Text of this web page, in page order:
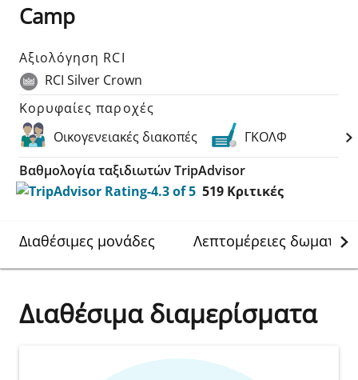
Camp
Αξιολόγηση RCI
RCI Silver Crown
Κορυφαίες παροχές
Οικογενειακές διακοπές
ΓΚΟΛΦ
Βαθμολογία ταξιδιωτών TripAdvisor
519 Κριτικές
Διαθέσιμες μονάδες Λεπτομέρειες δωματίου
Διαθέσιμα διαμερίσματα